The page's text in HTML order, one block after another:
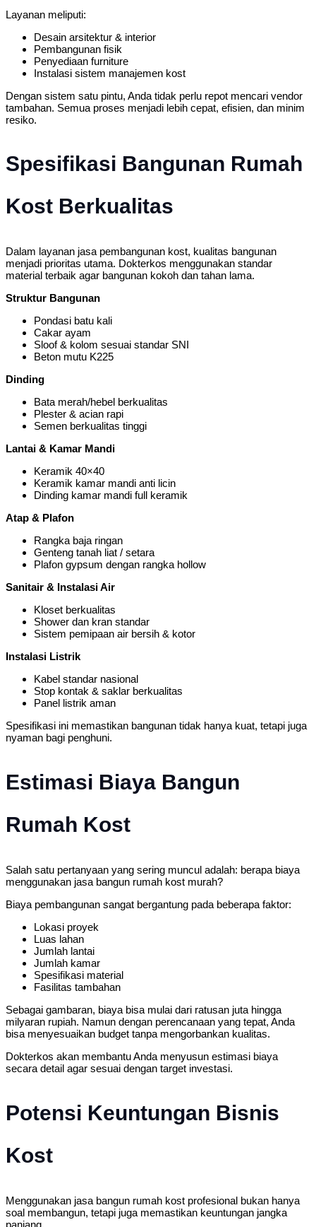
Layanan meliputi:
Desain arsitektur & interior
Pembangunan fisik
Penyediaan furniture
Instalasi sistem manajemen kost
Dengan sistem satu pintu, Anda tidak perlu repot mencari vendor
tambahan. Semua proses menjadi lebih cepat, efisien, dan minim
resiko.
Spesifikasi Bangunan Rumah
Kost Berkualitas
Dalam layanan jasa pembangunan kost, kualitas bangunan
menjadi prioritas utama. Dokterkos menggunakan standar
material terbaik agar bangunan kokoh dan tahan lama.
Struktur Bangunan
Pondasi batu kali
Cakar ayam
Sloof & kolom sesuai standar SNI
Beton mutu K225
Dinding
Bata merah/hebel berkualitas
Plester & acian rapi
Semen berkualitas tinggi
Lantai & Kamar Mandi
Keramik 40×40
Keramik kamar mandi anti licin
Dinding kamar mandi full keramik
Atap & Plafon
Rangka baja ringan
Genteng tanah liat / setara
Plafon gypsum dengan rangka hollow
Sanitair & Instalasi Air
Kloset berkualitas
Shower dan kran standar
Sistem pemipaan air bersih & kotor
Instalasi Listrik
Kabel standar nasional
Stop kontak & saklar berkualitas
Panel listrik aman
Spesifikasi ini memastikan bangunan tidak hanya kuat, tetapi juga
nyaman bagi penghuni.
Estimasi Biaya Bangun
Rumah Kost
Salah satu pertanyaan yang sering muncul adalah: berapa biaya
menggunakan jasa bangun rumah kost murah?
Biaya pembangunan sangat bergantung pada beberapa faktor:
Lokasi proyek
Luas lahan
Jumlah lantai
Jumlah kamar
Spesifikasi material
Fasilitas tambahan
Sebagai gambaran, biaya bisa mulai dari ratusan juta hingga
milyaran rupiah. Namun dengan perencanaan yang tepat, Anda
bisa menyesuaikan budget tanpa mengorbankan kualitas.
Dokterkos akan membantu Anda menyusun estimasi biaya
secara detail agar sesuai dengan target investasi.
Potensi Keuntungan Bisnis
Kost
Menggunakan jasa bangun rumah kost profesional bukan hanya
soal membangun, tetapi juga memastikan keuntungan jangka
panjang.